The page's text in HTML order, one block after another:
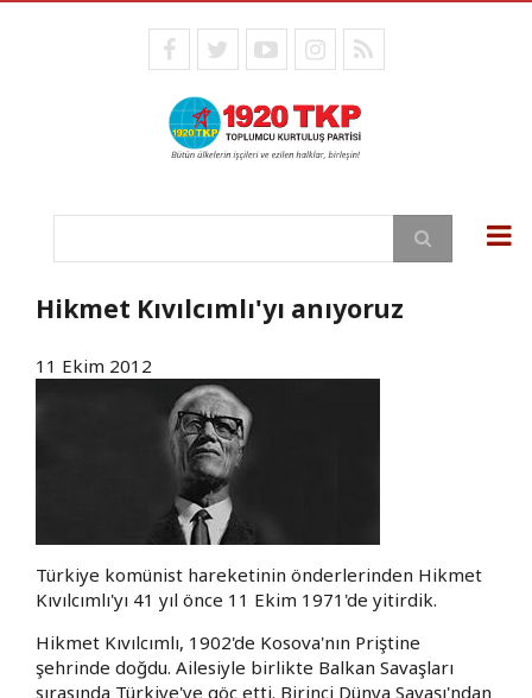
facebooktwitteryoutubeinstagram
RSS
Ara
Hikmet Kıvılcımlı'yı anıyoruz
11 Ekim 2012
Türkiye komünist hareketinin önderlerinden Hikmet
Kıvılcımlı'yı 41 yıl önce 11 Ekim 1971'de yitirdik.
Hikmet Kıvılcımlı, 1902'de Kosova'nın Priştine
şehrinde doğdu. Ailesiyle birlikte Balkan Savaşları
sırasında Türkiye'ye göç etti. Birinci Dünya Savaşı'ndan